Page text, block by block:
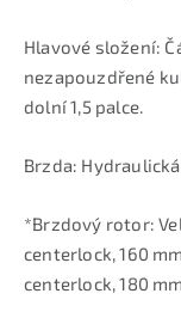
Hlavové složení:
nezapouzdřené
dolní 1,5 palce.
Brzda:
*Brzdový rotor:
centerlock, 160
centerlock, 180